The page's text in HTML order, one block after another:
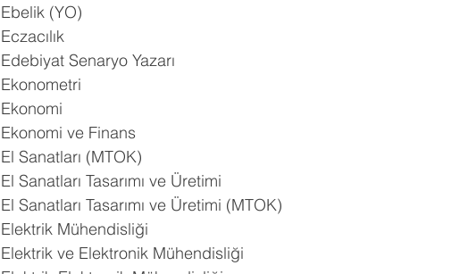
Ebelik (YO)
Eczacılık
Edebiyat Senaryo Yazarı
Ekonometri
Ekonomi
Ekonomi ve Finans
El Sanatları (MTOK)
El Sanatları Tasarımı ve Üretimi
El Sanatları Tasarımı ve Üretimi (MTOK)
Elektrik Mühendisliği
Elektrik ve Elektronik Mühendisliği